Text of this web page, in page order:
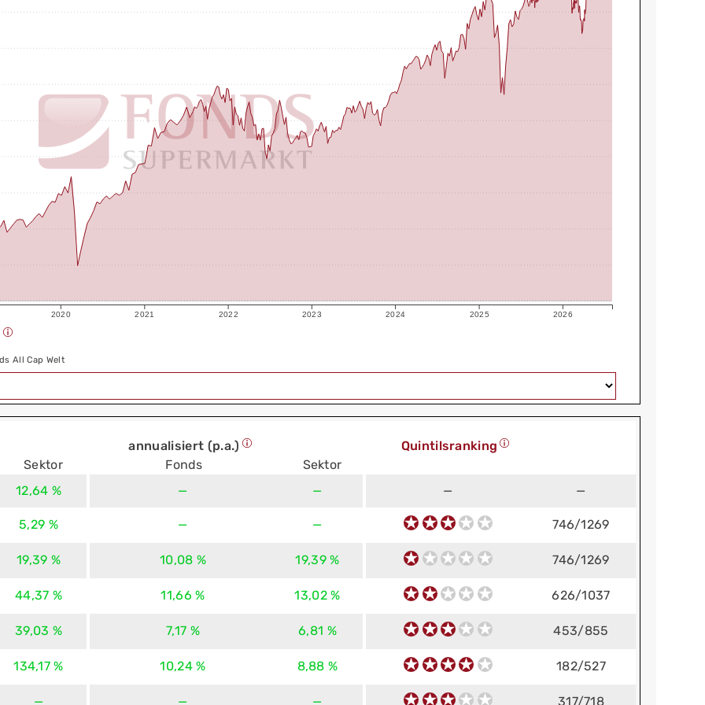
2020 2021 2022 2023 2024 2025 2026
All Cap Welt
Sektor
annualisiert (p.a.)
Fonds
Sektor
Quintilsranking
12,64 % — — — —
5,29 % — — 746/1269
19,39 % 10,08 % 19,39 % 746/1269
44,37 % 11,66 % 13,02 % 626/1037
39,03 % 7,17 % 6,81 % 453/855
134,17 % 10,24 % 8,88 % 182/527
— — — 317/718